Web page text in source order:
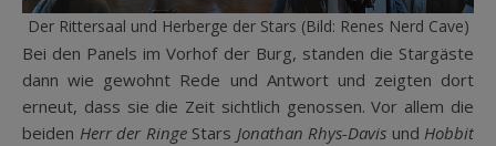
Der Rittersaal und Herberge der Stars (Bild: Renes Nerd Cave)
Bei den Panels im Vorhof der Burg, standen die Stargäste
dann wie gewohnt Rede und Antwort und zeigten dort
erneut, dass sie die Zeit sichtlich genossen. Vor allem die
beiden Herr der RingeStars Jonathan Rhys-Davis und Hobbit